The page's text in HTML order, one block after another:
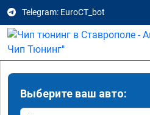
Telegram: EuroCT_bot
Выберите ваш авто: